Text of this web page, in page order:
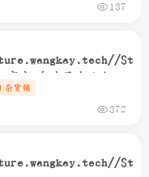
137
商户 / 农民专业合作
杂货铺
372